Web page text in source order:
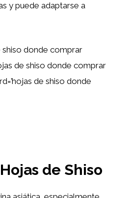
y puede adaptarse a
shiso donde comprar
de shiso donde comprar
de shiso donde
de Shiso